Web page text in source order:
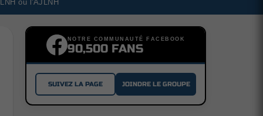
ou l'AJLNH
NOTRE COMMUNAUTÉ FACEBOOK
90,500 FANS
SUIVEZ LA PAGE JOINDRE LE GROUPE